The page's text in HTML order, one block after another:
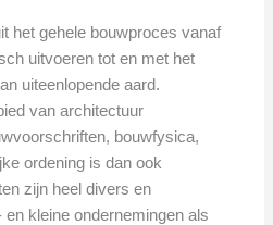
het gehele bouwproces vanaf
uitvoeren tot en met het
uiteenlopende aard.
van architectuur
bouwfysica,
ordening is dan ook
zijn heel divers en
en kleine ondernemingen als